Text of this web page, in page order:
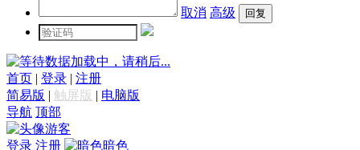
取消 高级
数据加载中，请稍后...
首页 | 登录 | 注册
简易版 | 触屏版 | 电脑版
导航 顶部
游客
登录 注册 暗色